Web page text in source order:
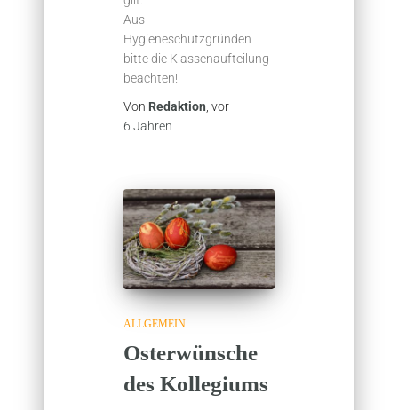
Aus
Hygieneschutzgründen
bitte die Klassenaufteilung
beachten!
Von Redaktion , vor
6 Jahren
ALLGEMEIN
Osterwünsche
des Kollegiums